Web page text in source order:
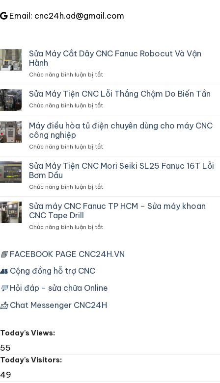
Email: cnc24h.ad@gmail.com
Sửa Máy Cắt Dây CNC Fanuc Robocut Và Vận
Hành
Chức năng bình luận bị tắtở
Máy
Cắt
Dây
Fanuc
Robocut
Vận
Sửa Máy Tiện CNC Lỗi Thắng Chậm Do Biến Tần
Chức năng bình luận bị tắtở
Tiện
Lỗi
Chậm
Tần
Máy điều hòa tủ điện chuyên dùng cho máy CNC
công nghiệp
Chức năng bình luận bị tắtở
điều
hòa
điện
dùng
CNC
Sửa Máy Tiện CNC Mori Seiki SL25 Fanuc 16T Lỗi
Bơm Dầu
Chức năng bình luận bị tắtở
Máy
Tiện
Mori
Fanuc
Dầu
Sửa máy CNC Fanuc TP HCM – Sửa máy khoan
CNC Tape Drill
Chức năng bình luận bị tắtở
CNC
Sửa
máy
khoan
📘 FACEBOOK PAGE CNC24H.VN
👥 Cộng đồng hỗ trợ CNC
💬Hỏi đáp - sửa chữa Online
📩Chat Messenger CNC24H
Today's Views:
55
Today's Visitors:
49